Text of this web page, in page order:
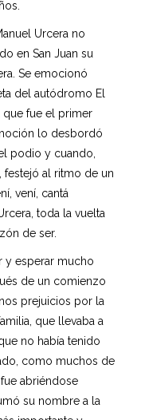
Urcera no
en San Juan su
Se emocionó
del autódromo El
fue el primer
lo desbordó
podio y cuando,
al ritmo de un
vení, cantá
toda la vuelta
de ser.
y esperar mucho
de un comienzo
prejuicios por la
que llevaba a
no había tenido
como muchos de
abriéndose
su nombre a la